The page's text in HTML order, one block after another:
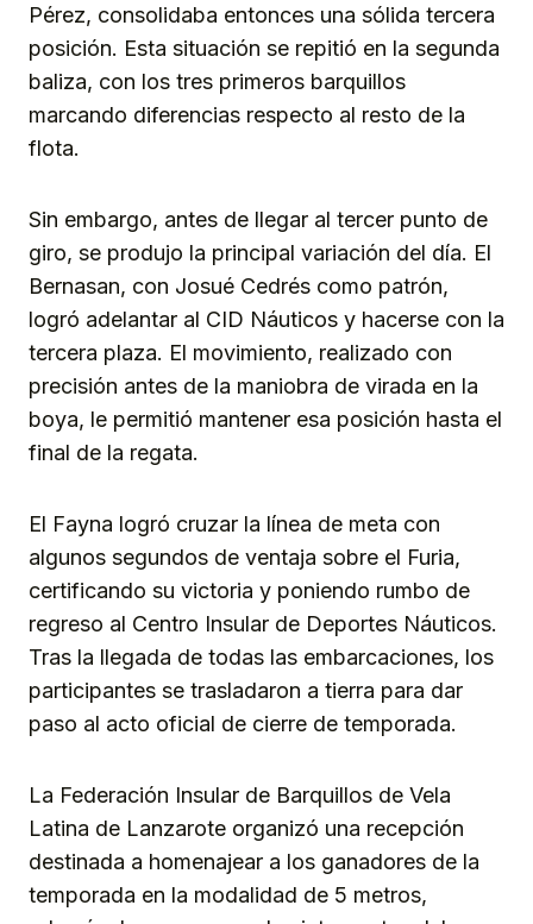
Pérez, consolidaba entonces una sólida tercera
posición. Esta situación se repitió en la segunda
baliza, con los tres primeros barquillos
marcando diferencias respecto al resto de la
flota.
Sin embargo, antes de llegar al tercer punto de
giro, se produjo la principal variación del día. El
Bernasan, con Josué Cedrés como patrón,
logró adelantar al CID Náuticos y hacerse con la
tercera plaza. El movimiento, realizado con
precisión antes de la maniobra de virada en la
boya, le permitió mantener esa posición hasta el
final de la regata.
El Fayna logró cruzar la línea de meta con
algunos segundos de ventaja sobre el Furia,
certificando su victoria y poniendo rumbo de
regreso al Centro Insular de Deportes Náuticos.
Tras la llegada de todas las embarcaciones, los
participantes se trasladaron a tierra para dar
paso al acto oficial de cierre de temporada.
La Federación Insular de Barquillos de Vela
Latina de Lanzarote organizó una recepción
destinada a homenajear a los ganadores de la
temporada en la modalidad de 5 metros,